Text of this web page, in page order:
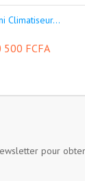
Climatiseur...
500 FCFA
pour